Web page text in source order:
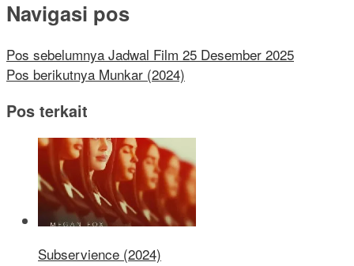
Navigasi pos
Pos sebelumnya Jadwal Film 25 Desember 2025
Pos berikutnya Munkar (2024)
Pos terkait
Subservience (2024)